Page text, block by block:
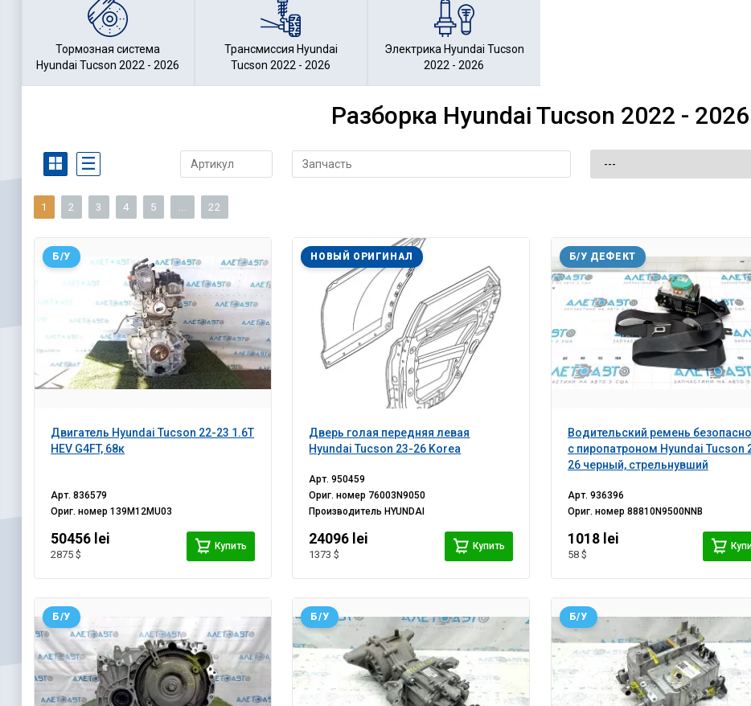
Тормозная система
Hyundai Tucson 2022 - 2026
Трансмиссия Hyundai
Tucson 2022 - 2026
Электрика Hyundai Tucson
2022 - 2026
Разборка Hyundai Tucson 2022 - 2026
1 2 3 4 5 22
Двигатель Hyundai Tucson 22-23 1.6T
HEV G4FT, 68к
Б/У
Арт.836579
Ориг. номер139M12MU03
50456 lei
2875 $
Купить
Дверь голая передняя левая
Hyundai Tucson 23-26 Korea
НОВЫЙ ОРИГИНАЛ
Арт.950459
Ориг. номер 76003N9050
ПроизводительHYUNDAI
24096 lei
1373 $
Купить
Водительский ремень
с пиропатроном Hyundai Tucson
26 черный, стрельнувший
Б/У ДЕФЕКТ
Арт. 936396
Ориг. номер 88810N9500NNB
1018 lei
58 $
Б/У Б/У Б/У